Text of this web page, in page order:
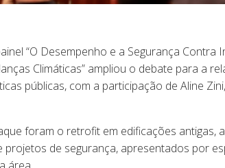
“O Desempenho e a Segurança Contra
Climáticas” ampliou o debate para a
públicas, com a participação de Aline
foram o retrofit em edificações antigas,
projetos de segurança, apresentados por
área.